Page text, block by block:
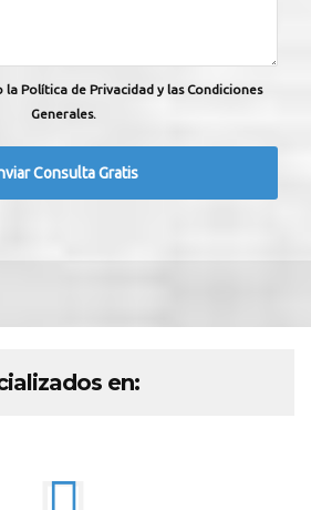
la Política de Privacidad y las Condiciones
Generales.
en: